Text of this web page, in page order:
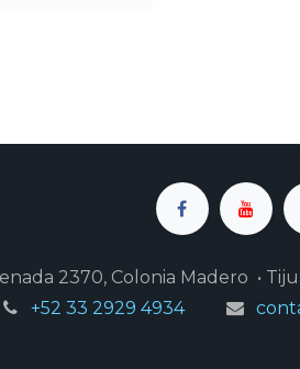
2370, Colonia Madero •
+52 33 2929 4934